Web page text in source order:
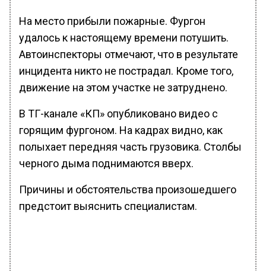
На место прибыли пожарные. Фургон
удалось к настоящему времени потушить.
Автоинспекторы отмечают, что в результате
инцидента никто не пострадал. Кроме того,
движение на этом участке не затруднено.
В ТГ-канале «КП» опубликовано видео с
горящим фургоном. На кадрах видно, как
полыхает передняя часть грузовика. Столбы
черного дыма поднимаются вверх.
Причины и обстоятельства произошедшего
предстоит выяснить специалистам.